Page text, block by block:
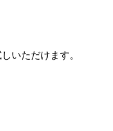
いただけます。​